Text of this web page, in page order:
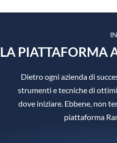
LA PIATTAFORMA
Dietro ogni azienda di
strumenti e tecniche di
dove iniziare. Ebbene, non
piattaforma